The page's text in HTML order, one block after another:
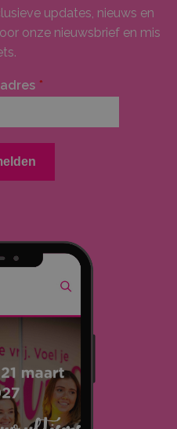
updates, nieuws en
onze nieuwsbrief en mis
*